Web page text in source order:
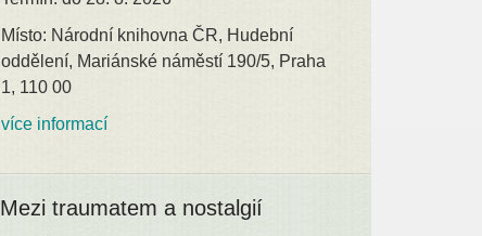
Místo: Národní knihovna ČR, Hudební
oddělení, Mariánské náměstí 190/5, Praha
1, 110 00
více informací
Mezi traumatem a nostalgií